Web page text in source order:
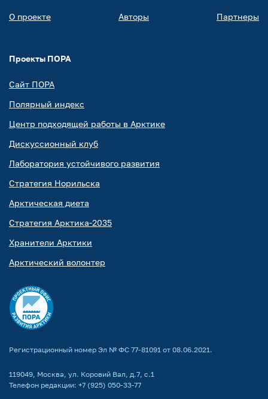
О проекте Авторы Партнеры
Проекты ПОРА
Сайт ПОРА
Полярный индекс
Центр подходящей работы в Арктике
Дискуссионный клуб
Лаборатория устойчивого развития
Стратегия Норильска
Арктическая диета
Стратегия Арктика-2035
Хранители Арктики
Арктический волонтер
Регистрационный номер Эл № ФС 77-81091 от 08.06.2021.
119049, Москва, ул. Коровий Вал, д.7, с.1
Телефон редакции: +7 (925) 050-33-77